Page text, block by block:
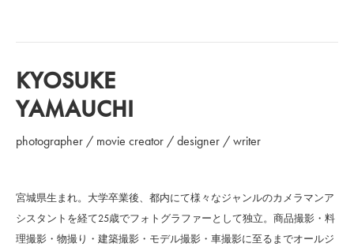
KYOSUKE
YAMAUCHI
photographer / movie creator / designer / writer
宮城県生まれ。大学卒業後、都内にて様々なジャンルのカメラマンア
シスタントを経て25歳でフォトグラファーとして独立。商品撮影・料
理撮影・物撮り・建築撮影・モデル撮影・車撮影に至るまでオールジ